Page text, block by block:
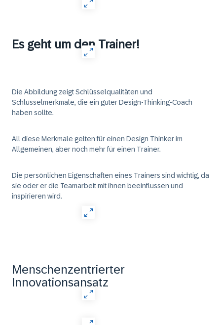
Es geht um den Trainer!
Die Abbildung zeigt Schlüsselqualitäten und
Schlüsselmerkmale, die ein guter Design-Thinking-Coach
haben sollte.
All diese Merkmale gelten für einen Design Thinker im
Allgemeinen, aber noch mehr für einen Trainer.
Die persönlichen Eigenschaften eines Trainers sind wichtig, da
sie oder er die Teamarbeit mit ihnen beeinflussen und
inspirieren wird.
Menschenzentrierter
Innovationsansatz